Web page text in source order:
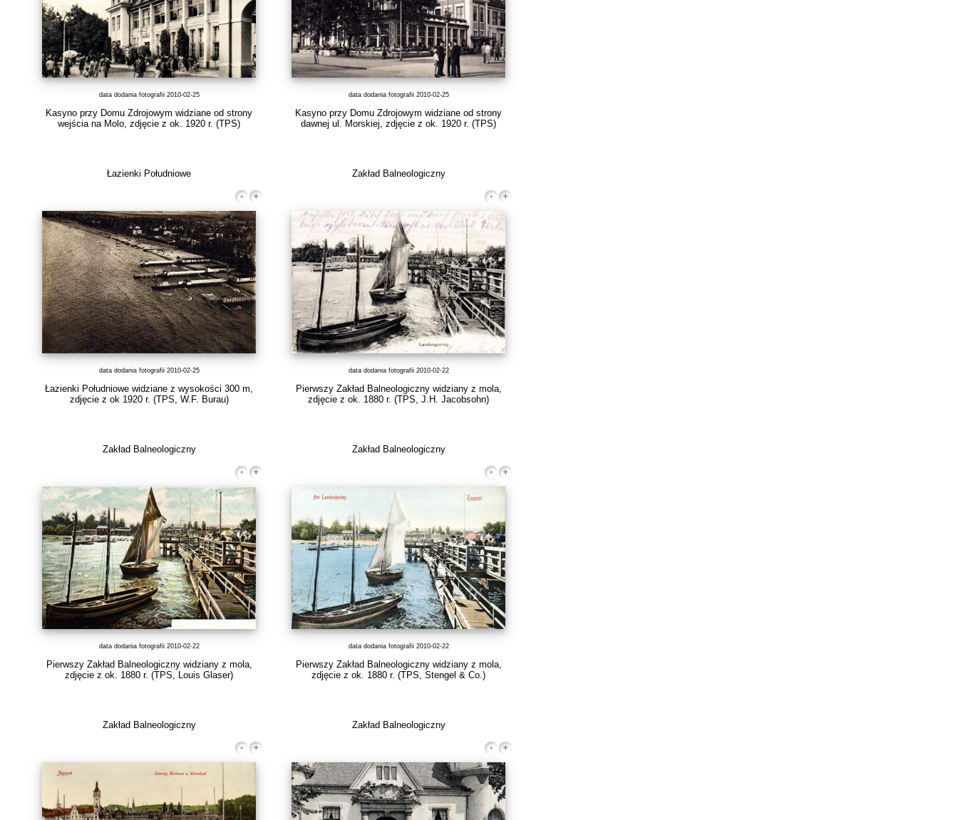
data dodania fotografii 2010-02-25
Kasyno przy Domu Zdrojowym widziane od strony
wejścia na Molo, zdjęcie z ok. 1920 r. (TPS)
data dodania fotografii 2010-02-25
Kasyno przy Domu Zdrojowym widziane od strony
dawnej ul. Morskiej, zdjęcie z ok. 1920 r. (TPS)
Łazienki Południowe
data dodania fotografii 2010-02-25
Łazienki Południowe widziane z wysokości 300 m,
zdjęcie z ok 1920 r. (TPS, W.F. Burau)
Zakład Balneologiczny
data dodania fotografii 2010-02-22
Pierwszy Zakład Balneologiczny widziany z mola,
zdjęcie z ok. 1880 r. (TPS, J.H. Jacobsohn)
Zakład Balneologiczny
data dodania fotografii 2010-02-22
Pierwszy Zakład Balneologiczny widziany z mola,
zdjęcie z ok. 1880 r. (TPS, Louis Glaser)
Zakład Balneologiczny
data dodania fotografii 2010-02-22
Pierwszy Zakład Balneologiczny widziany z mola,
zdjęcie z ok. 1880 r. (TPS, Stengel & Co.)
Zakład Balneologiczny Zakład Balneologiczny